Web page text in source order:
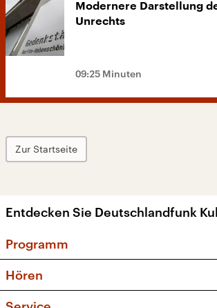
Modernere Darstellung
Unrechts
09:25 Minuten
Zur Startseite
Entdecken Sie Deutschlandfunk
Programm
Sendungen und Podcasts
Hören